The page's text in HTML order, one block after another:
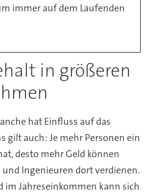
immer auf dem Laufenden
in größeren
hat Einfluss auf das
gilt auch: Je mehr Personen ein
desto mehr Geld können
Ingenieuren dort verdienen.
im Jahreseinkommen kann sich